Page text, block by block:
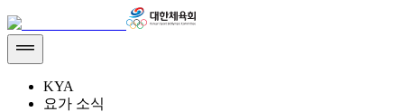
KYA
요가 소식